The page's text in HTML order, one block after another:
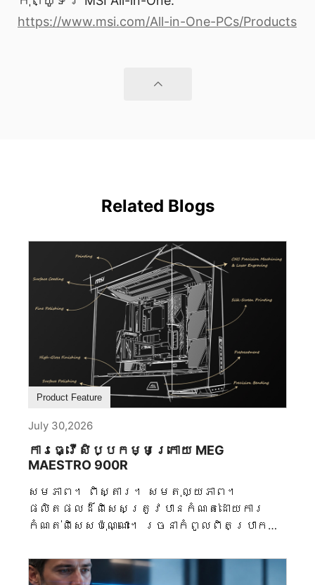
https://www.msi.com/All-in-One-PCs/Products
Related Blogs
Product Feature
July 30,2026
ការធ្វើសិប្បកម្មក្រោយ MEG
MAESTRO 900R
សមភាព។ ពិស្តារ។ សមតុល្យភាព។
ផលិតផលដ៏ពិសេសត្រូវបានកំណត់ដោយការ
កំណត់ពិសេសប៉ុណ្ណោះ។ រចនាកំពូលពិតប្រាកដ
ឃើញគ្រាន់តែមុនពេលដែលផ្នែកដំបូងត្រូវបាន
ដាក់តំកល់ - សេចក្តីសម្រេចចិត្តអំពី